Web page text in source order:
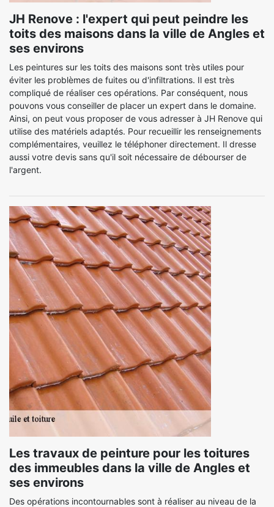
JH Renove : l'expert qui peut peindre les
toits des maisons dans la ville de Angles et
ses environs
Les peintures sur les toits des maisons sont très utiles pour
éviter les problèmes de fuites ou d'infiltrations. Il est très
compliqué de réaliser ces opérations. Par conséquent, nous
pouvons vous conseiller de placer un expert dans le domaine.
Ainsi, on peut vous proposer de vous adresser à JH Renove qui
utilise des matériels adaptés. Pour recueillir les renseignements
complémentaires, veuillez le téléphoner directement. Il dresse
aussi votre devis sans qu'il soit nécessaire de débourser de
l'argent.
Les travaux de peinture pour les toitures
des immeubles dans la ville de Angles et
ses environs
Des opérations incontournables sont à réaliser au niveau de la